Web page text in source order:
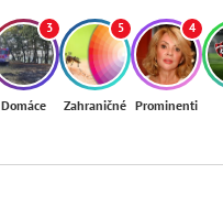
3
Domáce
5
Zahraničné
4
Prominenti